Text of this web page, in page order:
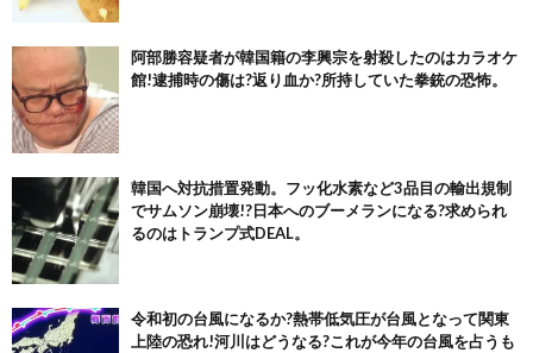
阿部勝容疑者が韓国籍の李興宗を射殺したのはカラオケ
館!逮捕時の傷は?返り血か?所持していた拳銃の恐怖。
韓国へ対抗措置発動。フッ化水素など3品目の輸出規制
でサムソン崩壊!?日本へのブーメランになる?求められ
るのはトランプ式DEAL。
令和初の台風になるか?熱帯低気圧が台風となって関東
上陸の恐れ!河川はどうなる?これが今年の台風を占うも